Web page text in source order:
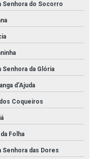
Senhora do Socorro
Senhora da Glória
d'Ajuda
Coqueiros
Folha
Senhora das Dores